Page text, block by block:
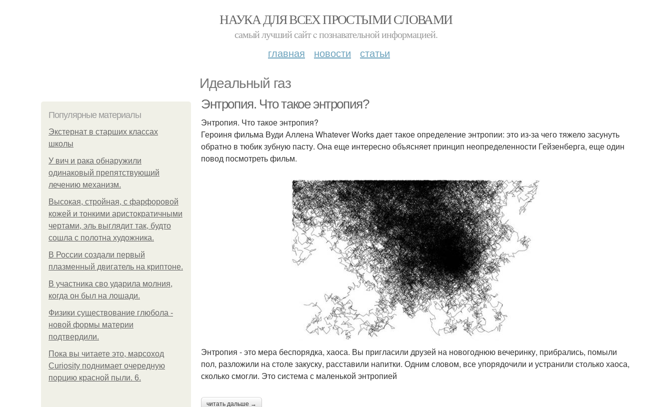
НАУКА ДЛЯ ВСЕХ ПРОСТЫМИ СЛОВАМИ
самый лучший сайт c познавательной информацией.
главная новости статьи
Идеальный газ
Популярные материалы
Экстернат в старших классах
школы
У вич и рака обнаружили
одинаковый препятствующий
лечению механизм.
Высокая, стройная, с фарфоровой
кожей и тонкими аристократичными
чертами, эль выглядит так, будто
сошла с полотна художника.
В России создали первый
плазменный двигатель на криптоне.
В участника сво ударила молния,
когда он был на лошади.
Физики существование глюбола -
новой формы материи
подтвердили.
Пока вы читаете это, марсоход
Curiosity поднимает очередную
порцию красной пыли. 6.
Энтропия. Что такое энтропия?
Энтропия. Что такое энтропия?
Героиня фильма Вуди Аллена Whatever Works дает такое определение энтропии: это из-за чего тяжело засунуть
обратно в тюбик зубную пасту. Она еще интересно объясняет принцип неопределенности Гейзенберга, еще один
повод посмотреть фильм.
Энтропия - это мера беспорядка, хаоса. Вы пригласили друзей на новогоднюю вечеринку, прибрались, помыли
пол, разложили на столе закуску, расставили напитки. Одним словом, все упорядочили и устранили столько хаоса,
сколько смогли. Это система с маленькой энтропией
читать дальше →